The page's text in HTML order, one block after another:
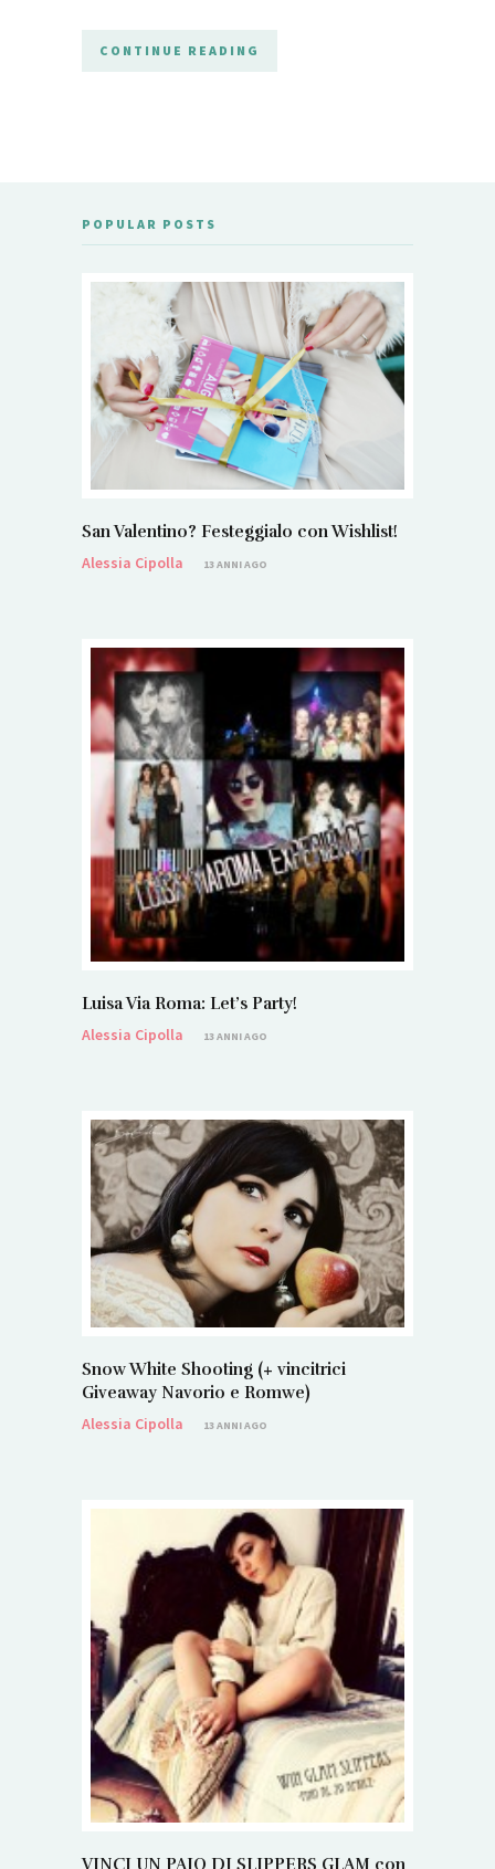
CONTINUE READING
POPULAR POSTS
San Valentino? Festeggialo con Wishlist!
Alessia Cipolla
13 ANNI AGO
Luisa Via Roma: Let’s Party!
Alessia Cipolla
13 ANNI AGO
Snow White Shooting (+ vincitrici
Giveaway Navorio e Romwe)
Alessia Cipolla
13 ANNI AGO
VINCI UN PAIO DI SLIPPERS GLAM con